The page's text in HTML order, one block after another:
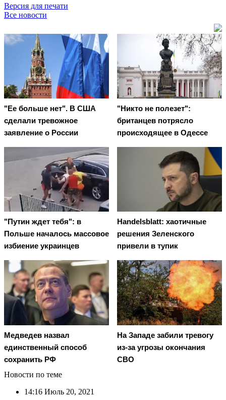
Версия для печати
Все новости
"Ее больше нет". В США
сделали тревожное
заявление о России
"Никто не полезет":
британцев потрясло
происходящее в Одессе
"Путин ждет тебя": в
Польше началось массовое
избиение украинцев
Handelsblatt: хаотичные
решения Зеленского
привели в тупик
Медведев назвал
единственный способ
сохранить РФ
На Западе забили тревогу
из-за угрозы окончания
СВО
Новости по теме
14:16 Июль 20, 2021